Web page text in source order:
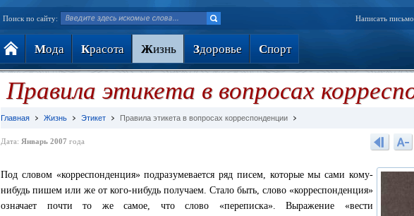
Поиск по сайту: Написать письмо
Мода Красота Жизнь Здоровье Спорт
Правила этикета в вопросах
Главная Жизнь Этикет Правила этикета в вопросах корреспонденции
Дата: Январь 2007 года
Под словом «корреспонденция» подразумевается ряд писем, которые мы сами кому-
нибудь пишем или же от кого-нибудь получаем. Стало быть, слово «корреспонденция»
означает почти то же самое, что слово «переписка». Выражение «вести